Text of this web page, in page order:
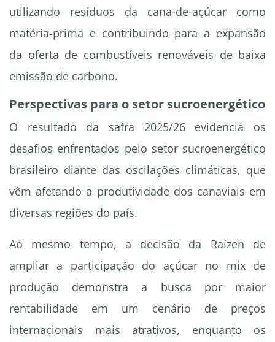
utilizando resíduos da cana-de-açúcar como
matéria-prima e contribuindo para a expansão
da oferta de combustíveis renováveis de baixa
emissão de carbono.
Perspectivas para o setor sucroenergético
O resultado da safra 2025/26 evidencia os
desafios enfrentados pelo setor sucroenergético
brasileiro diante das oscilações climáticas, que
vêm afetando a produtividade dos canaviais em
diversas regiões do país.
Ao mesmo tempo, a decisão da Raízen de
ampliar a participação do açúcar no mix de
produção demonstra a busca por maior
rentabilidade em um cenário de preços
internacionais mais atrativos, enquanto os